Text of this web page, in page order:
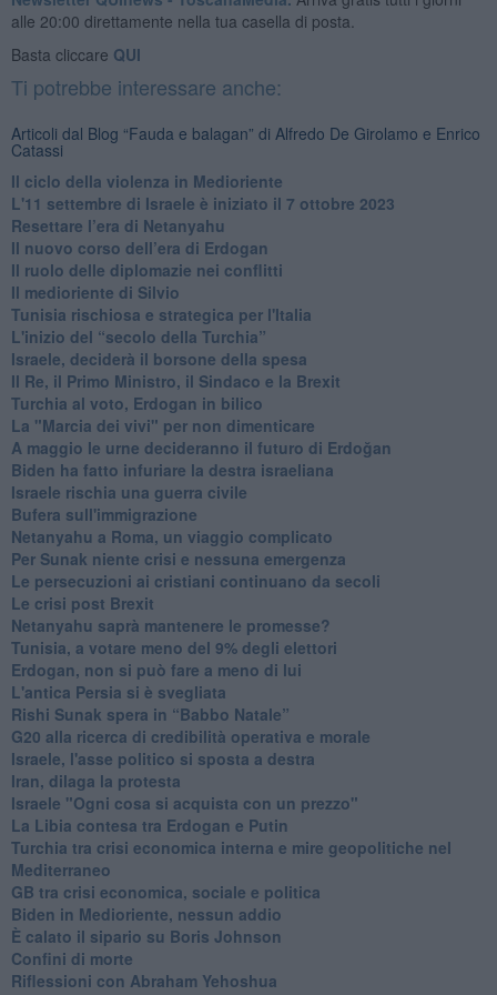
alle 20:00 direttamente nella tua casella di posta.
Basta cliccare QUI
Ti potrebbe interessare anche:
Articoli dal Blog “Fauda e balagan” di Alfredo De Girolamo e Enrico
Catassi
Il ciclo della violenza in Medioriente
L'11 settembre di Israele è iniziato il 7 ottobre 2023
Resettare l’era di Netanyahu
​Il nuovo corso dell’era di Erdogan
Il ruolo delle diplomazie nei conflitti
Il medioriente di Silvio
Tunisia rischiosa e strategica per l'Italia
L'inizio del “secolo della Turchia”
Israele, deciderà il borsone della spesa
Il Re, il Primo Ministro, il Sindaco e la Brexit
Turchia al voto, Erdogan in bilico
La "Marcia dei vivi" per non dimenticare
A maggio le urne decideranno il futuro di Erdoğan
Biden ha fatto infuriare la destra israeliana
Israele rischia una guerra civile
Bufera sull'immigrazione
Netanyahu a Roma, un viaggio complicato
Per Sunak niente crisi e nessuna emergenza
Le persecuzioni ai cristiani continuano da secoli
Le crisi post Brexit
Netanyahu saprà mantenere le promesse?
Tunisia, a votare meno del 9% degli elettori
Erdogan, non si può fare a meno di lui
L'antica Persia si è svegliata
Rishi Sunak spera in “Babbo Natale”
G20 alla ricerca di credibilità operativa e morale
Israele, l'asse politico si sposta a destra
Iran, dilaga la protesta
Israele "Ogni cosa si acquista con un prezzo"
La Libia contesa tra Erdogan e Putin
Turchia tra crisi economica interna e mire geopolitiche nel
Mediterraneo
GB tra crisi economica, sociale e politica
Biden in Medioriente, nessun addio
È calato il sipario su Boris Johnson
Confini di morte
Riflessioni con Abraham Yehoshua